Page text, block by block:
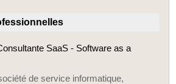
SaaS - Software as a
de service informatique,